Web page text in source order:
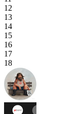
12
13
14
15
16
17
18